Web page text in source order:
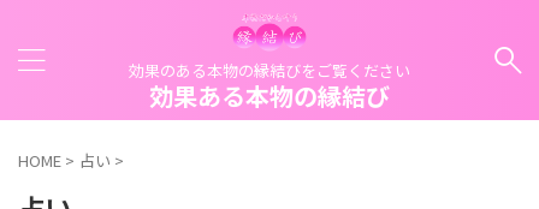
効果のある本物の縁結びをご覧ください
効果ある本物の縁結び
HOME > 占い >